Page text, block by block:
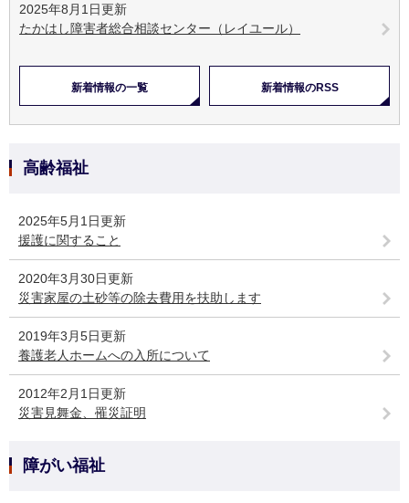
2025年8月1日更新
たかはし障害者総合相談センター（レイユール）
新着情報の一覧 新着情報のRSS
高齢福祉
2025年5月1日更新
援護に関すること
2020年3月30日更新
災害家屋の土砂等の除去費用を扶助します
2019年3月5日更新
養護老人ホームへの入所について
2012年2月1日更新
災害見舞金、罹災証明
障がい福祉